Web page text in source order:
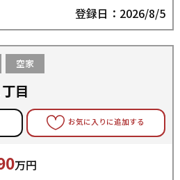
登録日：2026/8/5
空家
目
お気に入りに追加する
万円